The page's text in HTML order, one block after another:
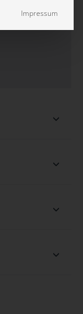
Impressum